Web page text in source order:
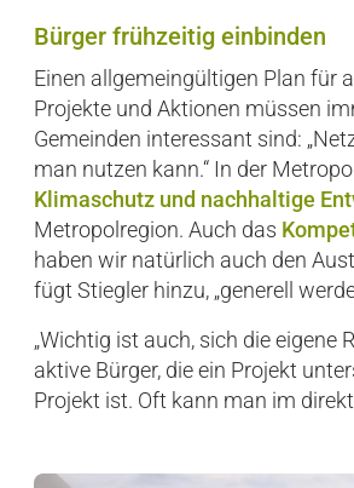
Bürger frühzeitig einbinden
Einen allgemeingültigen Plan für
Projekte und Aktionen müssen
Gemeinden interessant sind:
man nutzen kann.“ In der
Klimaschutz und nachhaltige
Metropolregion. Auch das
haben wir natürlich auch den
fügt Stiegler hinzu, „generell
„Wichtig ist auch, sich die eigene
aktive Bürger, die ein Projekt
Projekt ist. Oft kann man im